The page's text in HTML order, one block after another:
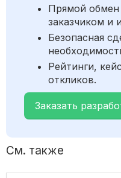
Прямой
заказчиком и
Безопасная
Рейтинги,
откликов.
Заказать
См. также